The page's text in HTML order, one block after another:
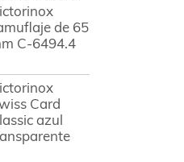
de 65
C-6494.4
Card
azul